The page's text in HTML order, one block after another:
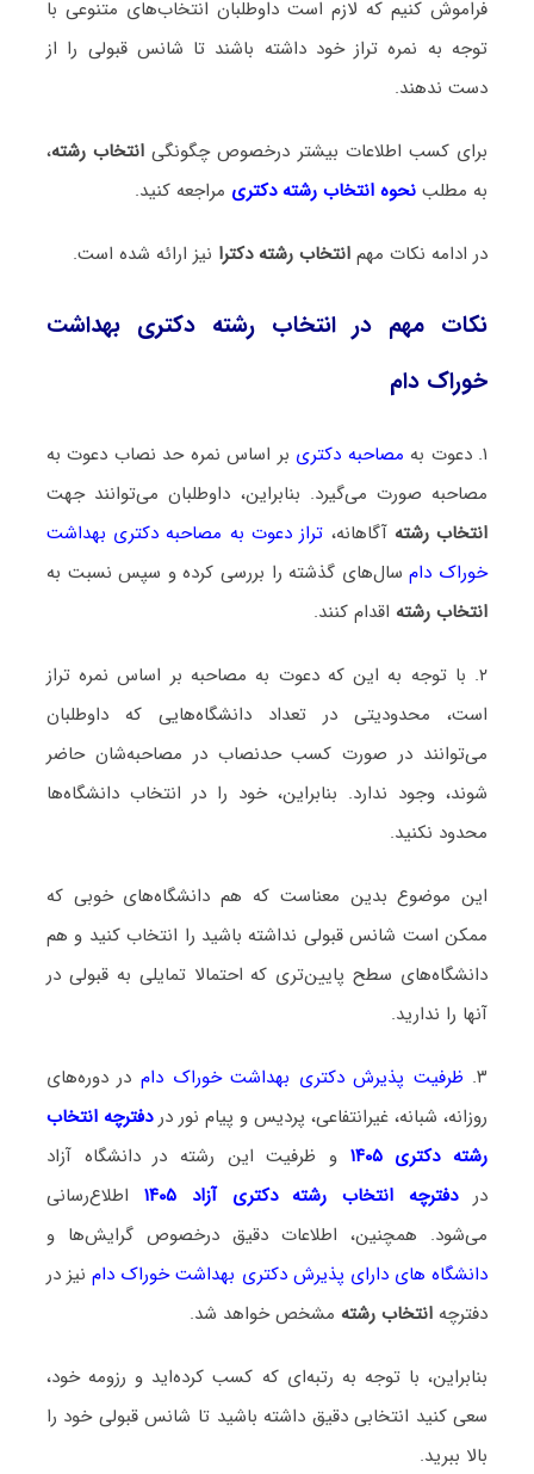
فراموش کنیم که لازم است داوطلبان انتخاب‌های متنوعی با
توجه به نمره تراز خود داشته باشند تا شانس قبولی را از
دست ندهند.
برای کسب اطلاعات بیشتر درخصوص چگونگی انتخاب رشته،
به مطلب نحوه انتخاب رشته دکتری مراجعه کنید.
در ادامه نکات مهم انتخاب رشته دکترا نیز ارائه شده است.
نکات مهم در انتخاب رشته دکتری بهداشت
خوراک دام
۱. دعوت به مصاحبه دکتری بر اساس نمره حد نصاب دعوت به
مصاحبه صورت می‌گیرد. بنابراین، داوطلبان می‌توانند جهت
انتخاب رشته آگاهانه، تراز دعوت به مصاحبه دکتری بهداشت
خوراک دامسال‌های گذشته را بررسی کرده و سپس نسبت به
انتخاب رشته اقدام کنند.
۲. با توجه به این که دعوت به مصاحبه بر اساس نمره تراز
است، محدودیتی در تعداد دانشگاه‌هایی که داوطلبان
می‌توانند در صورت کسب حدنصاب در مصاحبه‌شان حاضر
شوند، وجود ندارد. بنابراین، خود را در انتخاب دانشگاه‌ها
محدود نکنید.
این موضوع بدین معناست که هم دانشگاه‌های خوبی که
ممکن است شانس قبولی نداشته باشید را انتخاب کنید و هم
دانشگاه‌های سطح پایین‌تری که احتمالا تمایلی به قبولی در
آنها را ندارید.
۳. ظرفیت پذیرش دکتری بهداشت خوراک دام در دوره‌های
روزانه، شبانه، غیرانتفاعی، پردیس و پیام نور دردفترچه انتخاب
رشته دکتری ۱۴۰۵
و ظرفیت این رشته در دانشگاه آزاد
دردفترچه انتخاب رشته دکتری آزاد ۱۴۰۵
اطلاع‌رسانی
می‌شود. همچنین، اطلاعات دقیق درخصوص گرایش‌ها و
دانشگاه‌ های دارای پذیرش دکتری بهداشت خوراک دامنیز در
دفترچه انتخاب رشته مشخص خواهد شد.
بنابراین، با توجه به رتبه‌ای که کسب کرده‌اید و رزومه خود،
سعی کنید انتخابی دقیق داشته باشید تا شانس قبولی خود را
بالا ببرید.